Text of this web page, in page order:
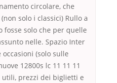
circolare, che
solo i classici) Rullo a
fosse solo che per quelle
nelle. Spazio Inter
(solo sulle
12800s lc 11 11 11
prezzi dei biglietti e